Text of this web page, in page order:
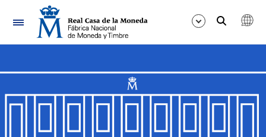
Navigation
Show/Hide